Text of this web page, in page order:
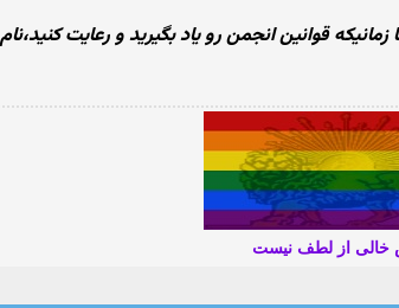
قوانین انجمن رو یاد بگیرید و رعایت
خالی از لطف نیست